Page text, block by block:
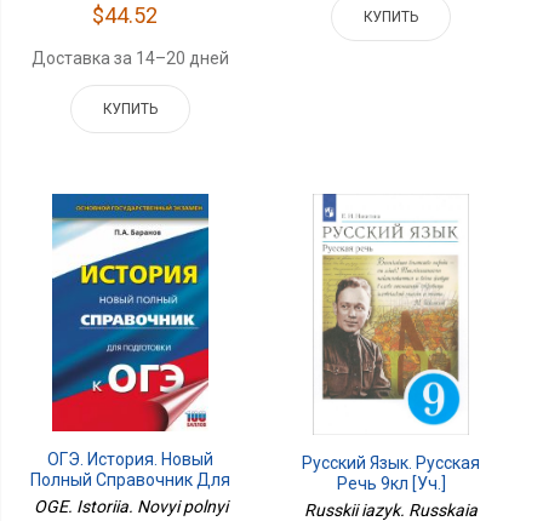
$44.52
Доставка за 14–20 дней
КУПИТЬ
КУПИТЬ
ОГЭ. История. Новый
Полный Справочник Для
Подготовки К ОГЭ
OGE. Istoriia. Novyi polnyi
Русский Язык. Русская
Речь 9кл [Уч.]
Russkii iazyk. Russkaia